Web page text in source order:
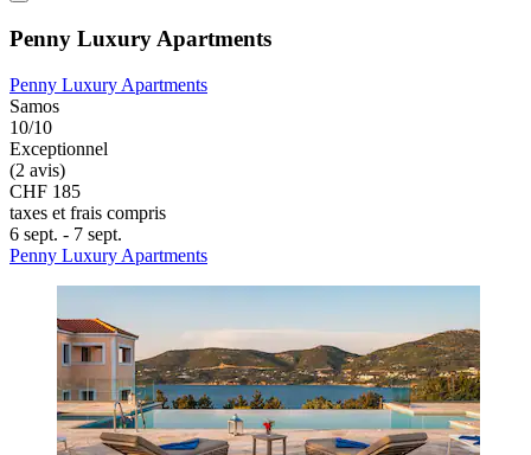
Penny Luxury Apartments
Penny Luxury Apartments
Samos
10/10
Exceptionnel
(2 avis)
CHF 185
taxes et frais compris
6 sept. - 7 sept.
Penny Luxury Apartments